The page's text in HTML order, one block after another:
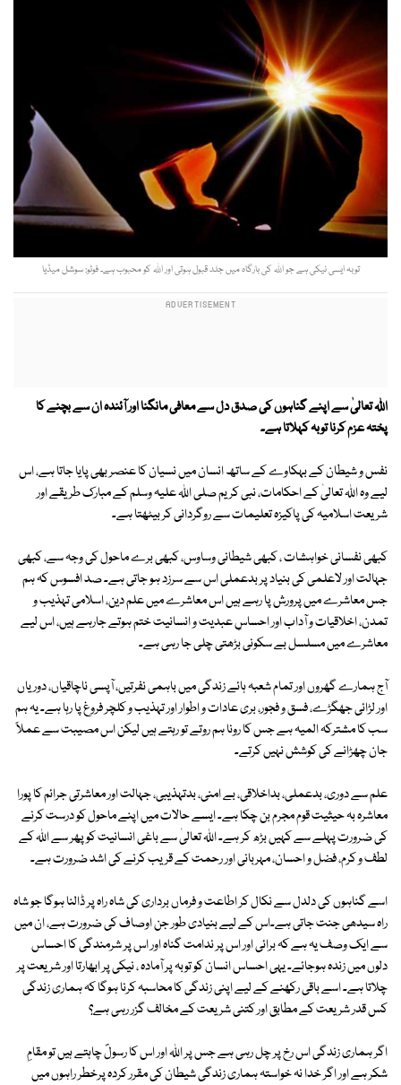
توبہ ایسی نیکی ہے جو اللہ کی بارگاہ میں جلد قبول ہوتی اور اللہ کو محبوب ہے۔ فوٹو: سوشل میڈیا
اللہ تعالیٰ سے اپنے گناہوں کی صدق دل سے معافی مانگنا اور آئندہ ان سے بچنے کا
پختہ عزم کرنا توبہ کہلاتا ہے۔
نفس و شیطان کے بہکاوے کے ساتھ انسان میں نسیان کا عنصر بھی پایا جاتا ہے، اس
لیے وہ اللہ تعالیٰ کے احکامات، نبی کریم صلی اللہ علیہ وسلم کے مبارک طریقے اور
شریعت اسلامیہ کی پاکیزہ تعلیمات سے روگردانی کر بیٹھتا ہے۔
کبھی نفسانی خواہشات ، کبھی شیطانی وساوس، کبھی برے ماحول کی وجہ سے، کبھی
جہالت اور لاعلمی کی بنیاد پر بدعملی اس سے سرزد ہو جاتی ہے۔ صد افسوس کہ ہم
جس معاشرے میں پرورش پا رہے ہیں اس معاشرے میں علم دین، اسلامی تہذیب و
تمدن، اخلاقیات و آداب اور احساسِ عبدیت و انسانیت ختم ہوتے جارہے ہیں، اس لیے
معاشرے میں مسلسل بے سکونی بڑھتی چلی جا رہی ہے۔
آج ہمارے گھروں اور تمام شعبہ ہائے زندگی میں باہمی نفرتیں، آپسی ناچاقیاں، دوریاں
اور لڑائی جھگڑے، فسق و فجور، بری عادات و اطوار اور تہذیب و کلچر فروغ پا رہا ہے۔ یہ ہم
سب کا مشترکہ المیہ ہے جس کا رونا ہم روتے تو رہتے ہیں لیکن اس مصیبت سے عملاً
جان چھڑانے کی کوشش نہیں کرتے۔
علم سے دوری، بدعملی، بداخلاقی، بے امنی، بدتہذیبی، جہالت اور معاشرتی جرائم کا پورا
معاشرہ بہ حیثیت قوم مجرم بن چکا ہے۔ ایسے حالات میں اپنے ماحول کو درست کرنے
کی ضرورت پہلے سے کہیں بڑھ کر ہے۔ اللہ تعالیٰ سے باغی انسانیت کو پھر سے اللہ کے
لطف و کرم، فضل و احسان، مہربانی اور رحمت کے قریب کرنے کی اشد ضرورت ہے۔
اسے گناہوں کی دلدل سے نکال کر اطاعت و فرماں برداری کی شاہ راہ پر ڈالنا ہوگا جو شاہ
راہ سیدھی جنت جاتی ہے۔اس کے لیے بنیادی طور جن اوصاف کی ضرورت ہے، ان میں
سے ایک وصف یہ ہے کہ برائی اور اس پر ندامت گناہ اور اس پر شرمندگی کا احساس
دلوں میں زندہ ہوجائے۔ یہی احساس انسان کو توبہ پر آمادہ ، نیکی پر ابھارتا اور شریعت پر
چلاتا ہے۔ اسے باقی رکھنے کے لیے اپنی زندگی کا محاسبہ کرنا ہوگا کہ ہماری زندگی
کس قدر شریعت کے مطابق اور کتنی شریعت کے مخالف گزر رہی ہے؟
اگر ہماری زندگی اس رخ پر چل رہی ہے جس پر اللہ اور اس کا رسولؐ چاہتے ہیں تو مقامِ
شکر ہے اور اگر خدا نہ خواستہ ہماری زندگی شیطان کی مقرر کردہ پرخطر راہوں میں